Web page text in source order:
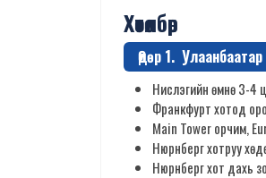
Хөтөлбөр
Өдөр 1.
Нислэгийн өмнө 3-4
Франкфурт хотод
Main Tower орчим,
Нюрнберг хотруу
Нюрнберг хот дахь